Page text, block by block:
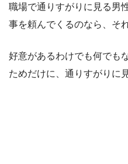
職場で通りすがりに見る男
事を頼んでくるのなら、そ
好意があるわけでも何でも
ためだけに、通りすがりに